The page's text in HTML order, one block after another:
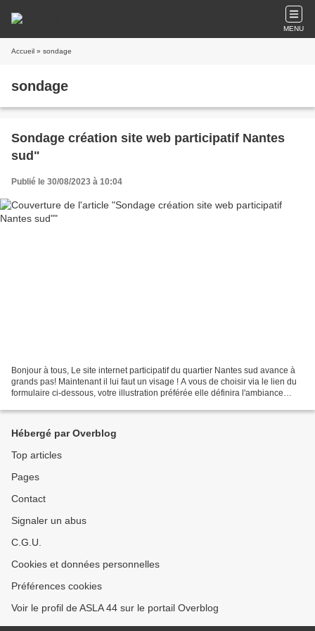
MENU
Accueil » sondage
sondage
Sondage création site web participatif Nantes
sud"
Publié le 30/08/2023 à 10:04
Bonjour à tous, Le site internet participatif du quartier Nantes sud avance à
grands pas! Maintenant il lui faut un visage ! A vous de choisir via le lien du
formulaire ci-dessous, votre illustration préférée elle définira l'ambiance
Hébergé par Overblog
Top articles
Pages
Contact
Signaler un abus
C.G.U.
Cookies et données personnelles
Préférences cookies
Voir le profil de ASLA 44 sur le portail Overblog